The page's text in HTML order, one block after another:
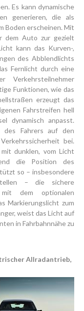
Es kann dynamische
generieren, die als
Boden erscheinen. Mit
dem Auto zur gezielt
kann das Kurven-,
des Abblendlichts
Fernlicht durch eine
Verkehrsteilnehmer
Funktionen, wie das
erzeugt das
Fahrstreifen hell
dynamisch anpasst.
des Fahrers auf den
bei.
dunklen, vom Licht
die Position des
so – insbesondere
– die sichere
mit dem optionalen
Markierungslicht zum
weist das Licht auf
in Fahrbahnnähe zu
Allradantrieb,